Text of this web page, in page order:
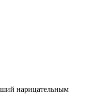
нарицательным